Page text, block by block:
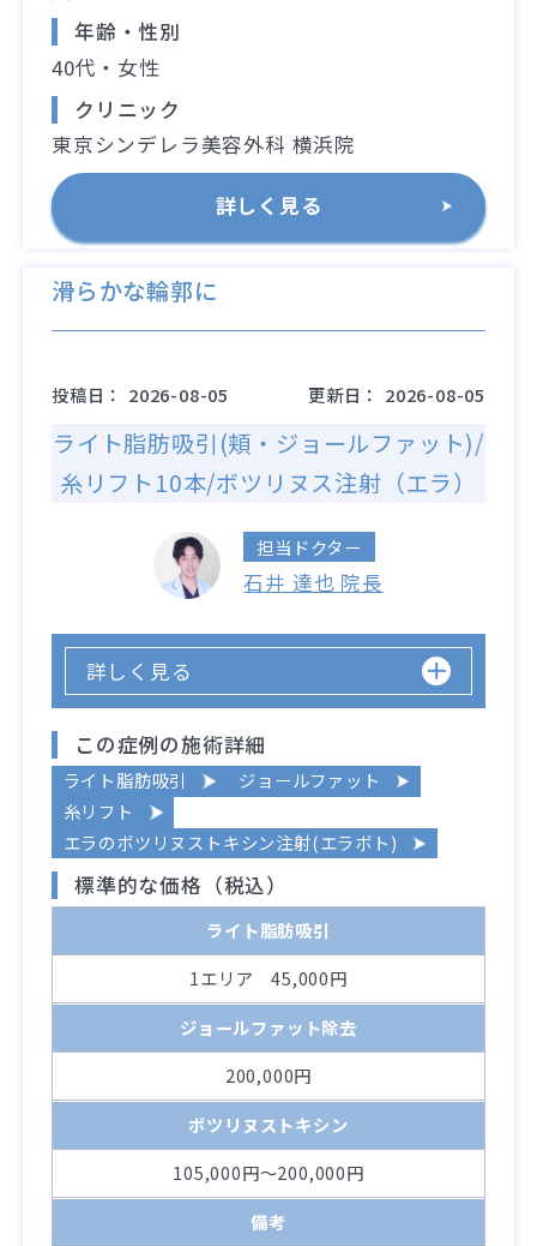
年齢・性別
40代・女性
クリニック
東京シンデレラ美容外科 横浜院
詳しく見る
滑らかな輪郭に
投稿日： 2026-08-05 更新日： 2026-08-05
ライト脂肪吸引(頬・ジョールファット)/
糸リフト10本/ボツリヌス注射（エラ）
担当ドクター
石井 達也 院長
詳しく見る
この症例の施術詳細
ライト脂肪吸引
ジョールファット
糸リフト
エラのボツリヌストキシン注射(エラボト)
標準的な価格（税込）
ライト脂肪吸引
1エリア 45,000円
ジョールファット除去
200,000円
ボツリヌストキシン
105,000円～200,000円
備考